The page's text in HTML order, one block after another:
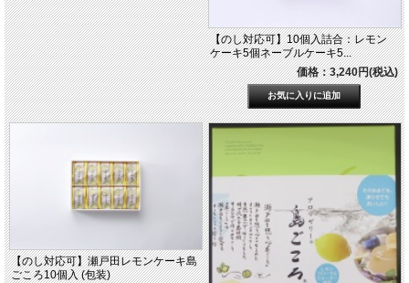
【のし対応可】10個入詰合：レモン
ケーキ5個ネーブルケーキ5...
価格：3,240円(税込)
【のし対応可】瀬戸田レモンケーキ島
ごころ10個入 (包装)